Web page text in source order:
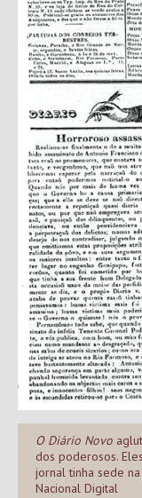
O Diário Novo
dos poderosos.
jornal tinha sede
Nacional Digital